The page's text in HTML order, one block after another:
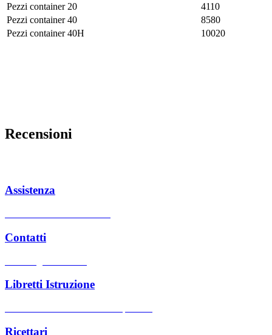
Pezzi container 20
4110
Pezzi container 40
8580
Pezzi container 40H
10020
Recensioni
Assistenza
Contatti
Libretti Istruzione
Ricettari